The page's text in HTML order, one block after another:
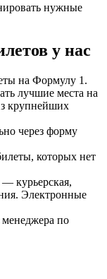
нужные
у нас
на Формулу 1.
лучшие места на
крупнейших
через форму
которых нет
курьерская,
Электронные
по